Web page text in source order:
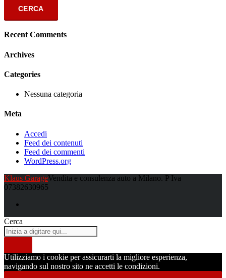
Recent Comments
Archives
Categories
Nessuna categoria
Meta
Accedi
Feed dei contenuti
Feed dei commenti
WordPress.org
Klaus GarageVendita e consulenza auto a Milano. P Iva
07382630965
Cerca
Utilizziamo i cookie per assicurarti la migliore esperienza,
navigando sul nostro sito ne accetti le condizioni.